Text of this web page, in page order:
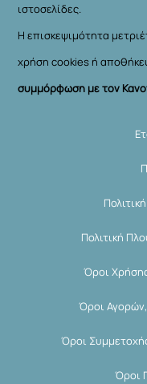
ιστοσελίδες.
Η επισκεψιμότητα
χρήση cookies ή
συμμόρφωση με τον
Πολιτική
Όροι Χρήσης
Όροι
Όροι
Όροι